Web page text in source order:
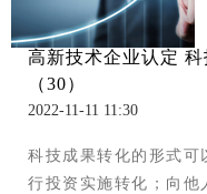
高新技术企业认定
（30）
2022-11-11 11:30
科技成果转化的形式可
行投资实施转化；向他